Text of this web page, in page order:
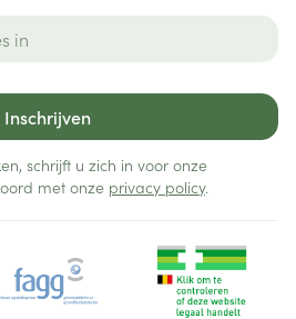
Inschrijven
schrijft u zich in voor onze
met onze privacy policy.